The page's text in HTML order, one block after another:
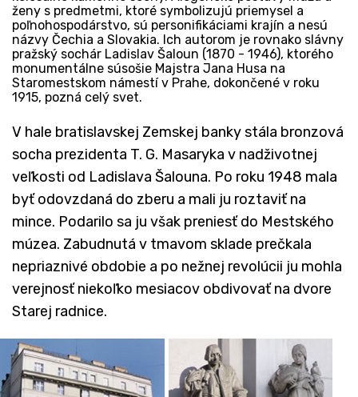
ženy s predmetmi, ktoré symbolizujú priemysel a
poľnohospodárstvo, sú personifikáciami krajín a nesú
názvy Čechia a Slovakia. Ich autorom je rovnako slávny
pražský sochár Ladislav Šaloun (1870 - 1946), ktorého
monumentálne súsošie Majstra Jana Husa na
Staromestskom námestí v Prahe, dokončené v roku
1915, pozná celý svet.
V hale bratislavskej Zemskej banky stála bronzová
socha prezidenta T. G. Masaryka v nadživotnej
veľkosti od Ladislava Šalouna. Po roku 1948 mala
byť odovzdaná do zberu a mali ju roztaviť na
mince. Podarilo sa ju však preniesť do Mestského
múzea. Zabudnutá v tmavom sklade prečkala
nepriaznivé obdobie a po nežnej revolúcii ju mohla
verejnosť niekoľko mesiacov obdivovať na dvore
Starej radnice.